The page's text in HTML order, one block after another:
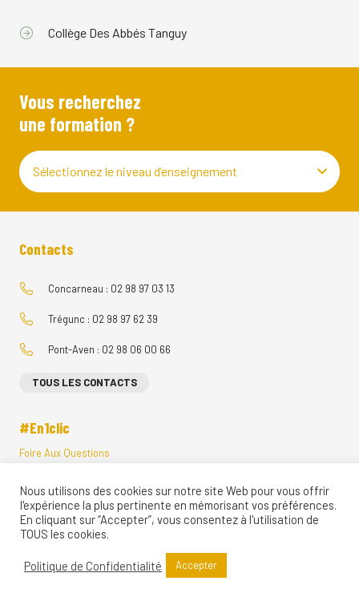
Collège Des Abbés Tanguy
Vous recherchez
une formation ?
Sélectionnez le niveau d’enseignement
Contacts
Concarneau : 02 98 97 03 13
Trégunc : 02 98 97 62 39
Pont-Aven : 02 98 06 00 66
TOUS LES CONTACTS
#En1clic
Foire Aux Questions
Visites Vituelles
Ecole Directe
Restaurant d’application
Assistance Informatique
Nous utilisons des cookies sur notre site Web pour vous offrir
l'expérience la plus pertinente en mémorisant vos préférences.
En cliquant sur “Accepter”, vous consentez à l'utilisation de
TOUS les cookies.
Politique de Confidentialité Accepter